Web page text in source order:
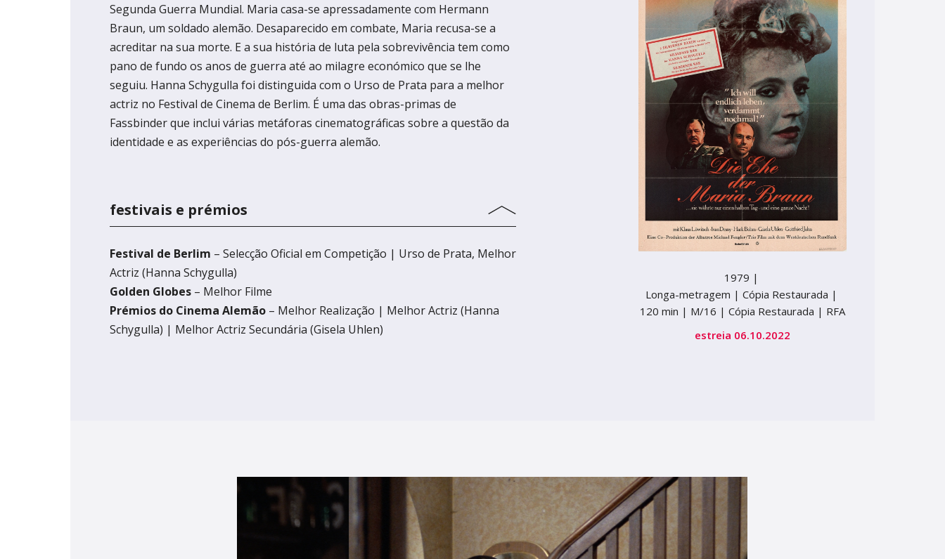
Segunda Guerra Mundial. Maria casa-se apressadamente com Hermann
Braun, um soldado alemão. Desaparecido em combate, Maria recusa-se a
acreditar na sua morte. E a sua história de luta pela sobrevivência tem como
pano de fundo os anos de guerra até ao milagre económico que se lhe
seguiu. Hanna Schygulla foi distinguida com o Urso de Prata para a melhor
actriz no Festival de Cinema de Berlim. É uma das obras-primas de
Fassbinder que inclui várias metáforas cinematográficas sobre a questão da
identidade e as experiências do pós-guerra alemão.
1979 |
Longa-metragem | Cópia Restaurada |
120 min | M/16 | Cópia Restaurada | RFA
estreia 06.10.2022
festivais e prémios
Festival de Berlim – Selecção Oficial em Competição | Urso de Prata, Melhor
Actriz (Hanna Schygulla)
Golden Globes – Melhor Filme
Prémios do Cinema Alemão – Melhor Realização | Melhor Actriz (Hanna
Schygulla) | Melhor Actriz Secundária (Gisela Uhlen)